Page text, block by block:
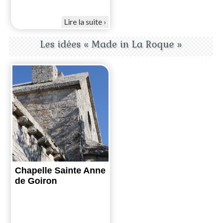
Lire la suite
Les idées « Made in La Roque »
Chapelle Sainte Anne
de Goiron